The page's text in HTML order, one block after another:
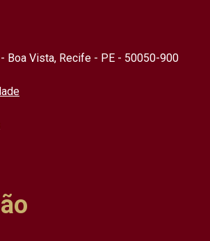
Boa Vista, Recife - PE - 50050-900